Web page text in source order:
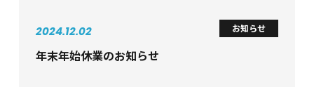
2024.12.02 お知らせ
年末年始休業のお知らせ